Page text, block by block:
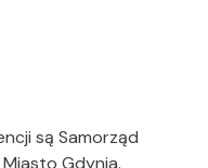
są Samorząd
Gdynia.